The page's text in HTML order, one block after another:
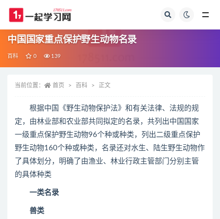
中国国家重点保护野生动物名录
百科 0 139
当前位置： 首页 百科 正文
根据中国《野生动物保护法》和有关法律、法规的规
定，由林业部和农业部共同拟定的名录，共列出中国国家
一级重点保护野生动物96个种或种类，列出二级重点保护
野生动物160个种或种类，名录还对水生、陆生野生动物作
了具体划分，明确了由渔业、林业行政主管部门分别主管
的具体种类
一类名录
兽类